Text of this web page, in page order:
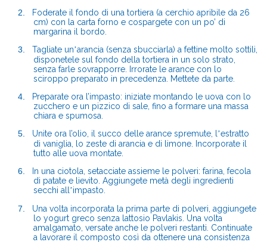
2.
Foderate il fondo di una tortiera (a cerchio apribile da 26
cm) con la carta forno e cospargete con un po’ di
margarina il
bordo.
3.
Tagliate un’arancia (senza sbucciarla) a fettine molto sottili,
disponetele sul fondo della tortiera in un solo strato,
senza farle sovrapporre. Irrorate le arance con lo
sciroppo preparato in precedenza. Mettete da parte.
4.
Preparate ora l’impasto: iniziate montando le uova con lo
zucchero e un pizzico di sale, fino a formare una massa
chiara e spumosa.
5.
Unite ora l’olio, il succo delle arance spremute, l ’estratto
di vaniglia, lo zeste di arancia e di limone. Incorporate il
tutto alle uova montate.
6.
In una ciotola, setacciate assieme le polveri: farina, fecola
di patate e lievito. Aggiungete metà degli ingredienti
secchi all ’impasto.
7.
Una volta incorporata la prima parte di polveri, aggiungete
lo yogurt greco senza lattosio Pavlakis. Una volta
amalgamato , versate anche le polveri restanti. Continuate
a lavorare il composto così da ottenere una consistenza